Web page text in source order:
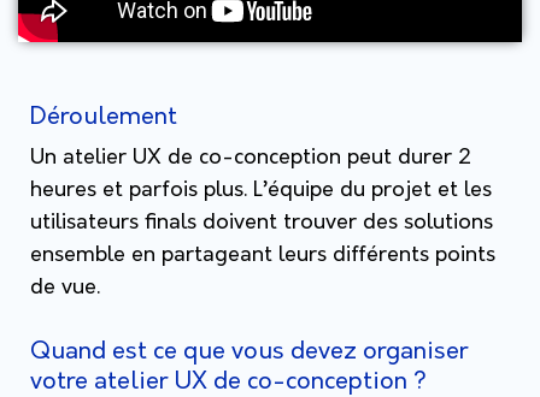
Déroulement
Un atelier UX de co-conception peut durer 2
heures et parfois plus. L’équipe du projet et les
utilisateurs finals doivent trouver des solutions
ensemble en partageant leurs différents points
de vue.
Quand est ce que vous devez organiser
votre atelier UX de co-conception ?